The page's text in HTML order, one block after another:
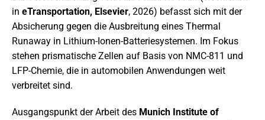
in eTransportation, Elsevier, 2026) befasst sich mit der
Absicherung gegen die Ausbreitung eines Thermal
Runaway in Lithium-Ionen-Batteriesystemen. Im Fokus
stehen prismatische Zellen auf Basis von NMC-811 und
LFP-Chemie, die in automobilen Anwendungen weit
verbreitet sind.
Ausgangspunkt der Arbeit des Munich Institute of